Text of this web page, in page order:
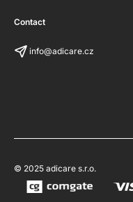
Contact
info@adicare.cz
© 2025 adicare s.r.o.